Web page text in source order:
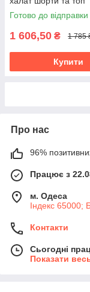
Готово до відправки
1 606,50 ₴ 1 785
Купити
Про нас
96%
Працює з
м. Одеса
Індекс 65000;
Контакти
Сьогодні
Показати